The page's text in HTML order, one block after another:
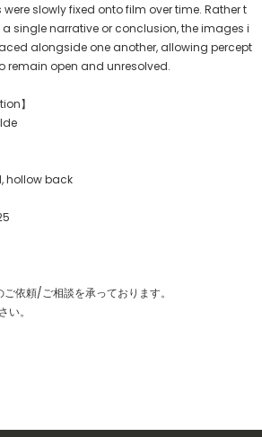
slowly fixed onto film over time. Rather t
single narrative or conclusion, the images i
alongside one another, allowing percept
remain open and unresolved.
】
hollow back
ご依頼/ご相談を承っております。
い。